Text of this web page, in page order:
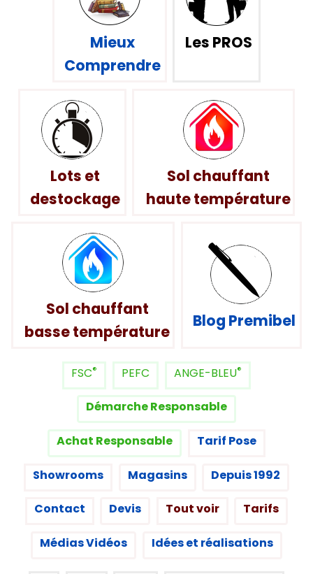
Mieux
Comprendre
Les PROS
Lots et
destockage
Sol chauffant
haute température
Sol chauffant
basse température
Blog Premibel
FSC® PEFC ANGE-BLEU®
Démarche Responsable
Achat Responsable Tarif Pose
Showrooms Magasins Depuis 1992
Contact Devis Tout voir Tarifs
Médias Vidéos Idées et réalisations